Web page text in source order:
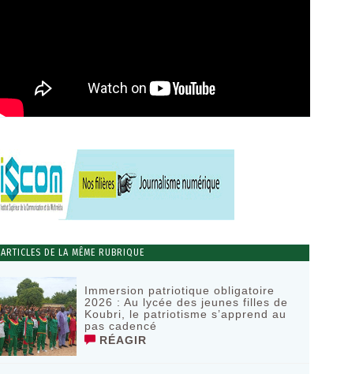
ARTICLES DE LA MÊME RUBRIQUE
Immersion patriotique obligatoire
2026 : Au lycée des jeunes filles de
Koubri, le patriotisme s’apprend au
pas cadencé
RÉAGIR